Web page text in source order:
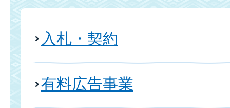
入札・契約
有料広告事業